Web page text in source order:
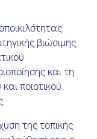
βιώσιμης
και τη
ποιοτικού
της τοπικής